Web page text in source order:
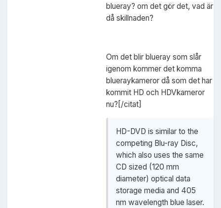
blueray? om det gör det, vad är
då skillnaden?
Om det blir blueray som slår
igenom kommer det komma
blueraykameror då som det har
kommit HD och HDVkameror
nu?[/citat]
HD-DVD is similar to the
competing Blu-ray Disc,
which also uses the same
CD sized (120 mm
diameter) optical data
storage media and 405
nm wavelength blue laser.